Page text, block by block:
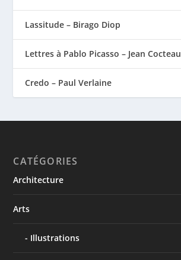
Lassitude – Birago Diop
Lettres à Pablo Picasso – Jean Cocteau
Credo – Paul Verlaine
CATÉGORIES
Architecture
Arts
Illustrations